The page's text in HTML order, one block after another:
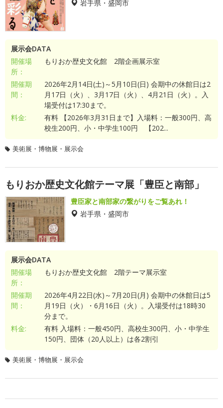
岩手県・盛岡市
展示会DATA
開催場
所：
もりおか歴史文化館 2階企画展示室
開催期
間：
2026年2月14日(土)～5月10日(日) 会期中の休館日は2
月17日（火）、3月17日（火）、4月21日（火）。入
場受付は17:30まで。
料金:
有料 【2026年3月31日まで】入場料：一般300円、高
校生200円、小・中学生100円 【202...
美術展・博物展・展示会
もりおか歴史文化館テーマ展「豊臣と南部」
豊臣家と南部家の繋がりをご覧あれ！
岩手県・盛岡市
展示会DATA
開催場
所：
もりおか歴史文化館 2階テーマ展示室
開催期
間：
2026年4月22日(水)～7月20日(月) 会期中の休館日は5
月19日（火）・6月16日（火）。入場受付は18時30
分まで。
料金:
有料 入場料：一般450円、高校生300円、小・中学生
150円、団体（20人以上）は各2割引
美術展・博物展・展示会